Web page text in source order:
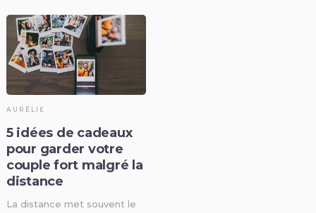
AURÉLIE
5 idées de cadeaux
pour garder votre
couple fort malgré la
distance
La distance met souvent le